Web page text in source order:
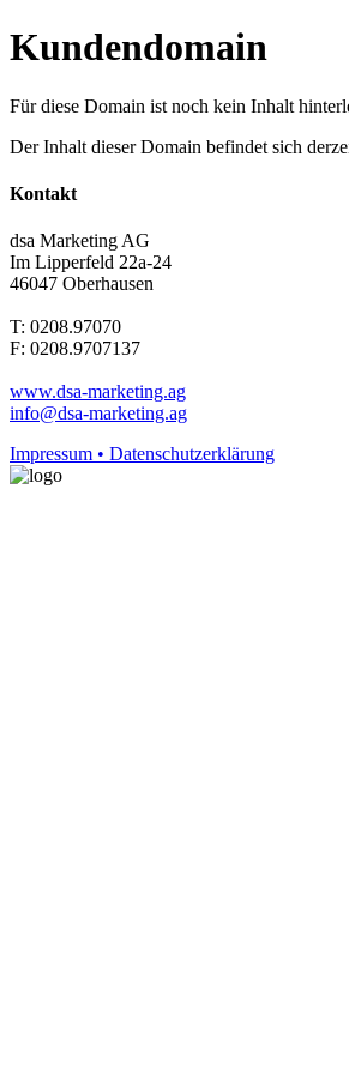
Kundendomain
Für diese Domain ist noch kein Inhalt
Der Inhalt dieser Domain befindet sich
Kontakt
dsa Marketing AG
Im Lipperfeld 22a-24
46047 Oberhausen
T: 0208.97070
F: 0208.9707137
www.dsa-marketing.ag
info@dsa-marketing.ag
Impressum • Datenschutzerklärung